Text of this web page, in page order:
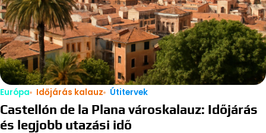
Európa Időjárás kalauz Útitervek
Castellón de la Plana városkalauz: Időjárás
és legjobb utazási idő